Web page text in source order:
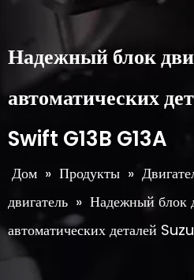
Надежный блок
автоматических
Swift G13B G13A
Дом » Продукты »
двигатель » Надежный блок
автоматических деталей